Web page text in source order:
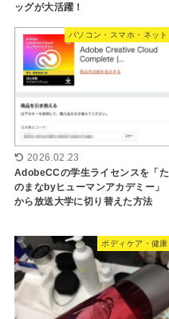
ッグが大活躍！
パソコン・スマホ・ネット
2026.02.23
AdobeCCの学生ライセンスを「た
のまなbyヒューマンアカデミー」
から放送大学に切り替えた方法
ボディケア・健康